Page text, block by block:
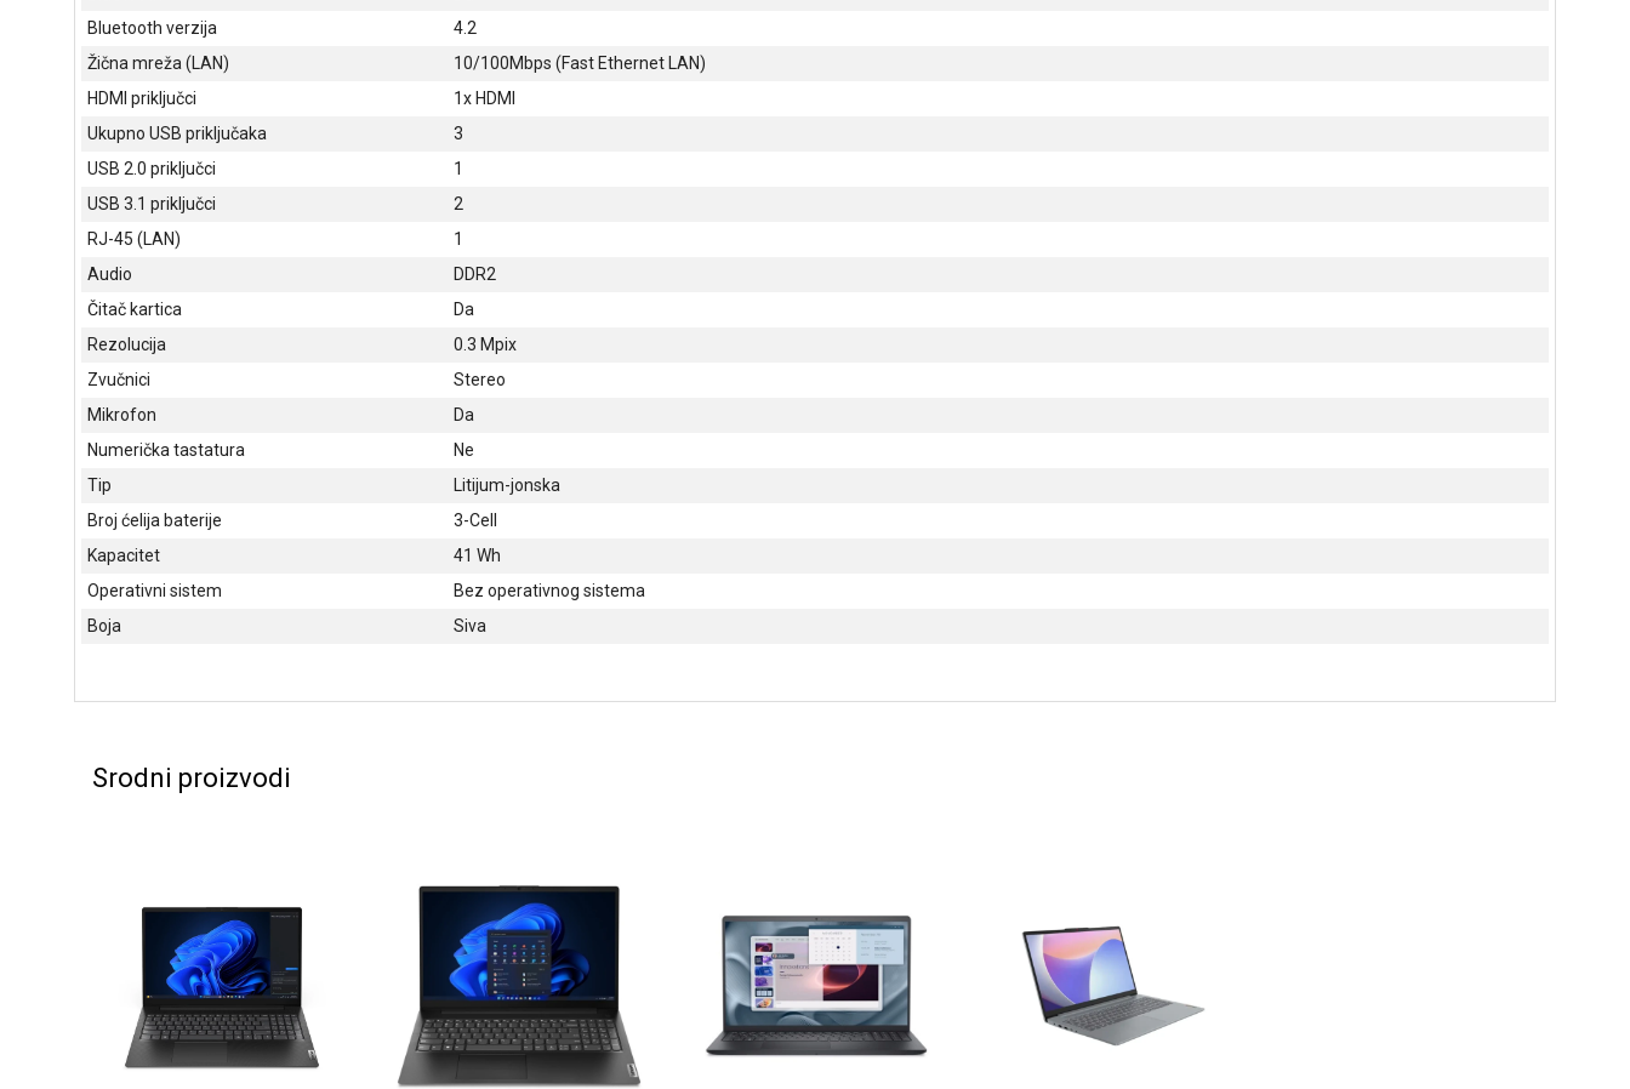
Bluetooth verzija
4.2
Žična mreža (LAN)
10/100Mbps (Fast Ethernet LAN)
HDMI priključci
1x HDMI
Ukupno USB priključaka
3
USB 2.0 priključci
1
USB 3.1 priključci
2
RJ-45 (LAN)
1
Audio
DDR2
Čitač kartica
Da
Rezolucija
0.3 Mpix
Zvučnici
Stereo
Mikrofon
Da
Numerička tastatura
Ne
Tip
Litijum-jonska
Broj ćelija baterije
3-Cell
Kapacitet
41 Wh
Operativni sistem
Bez operativnog sistema
Boja
Siva
Srodni proizvodi